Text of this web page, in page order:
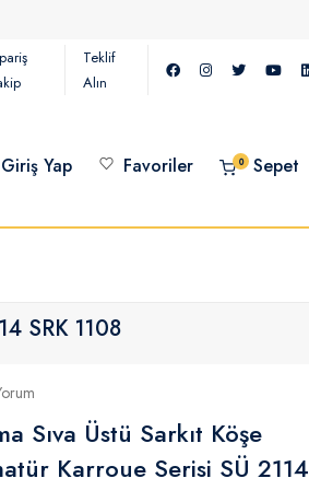
Teklif
Alın
Giriş Yap Favoriler 0 Sepet
SRK 1108
Sıva Üstü Sarkıt Köşe
Karroue Serisi SÜ 2114